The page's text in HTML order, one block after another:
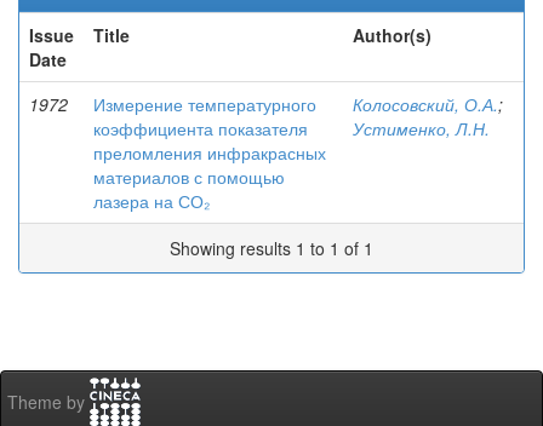
Issue
Date
Title Author(s)
1972
Измерение температурного
коэффициента показателя
преломления инфракрасных
материалов с помощью
лазера на СО₂
Колосовский, О.А.;
Устименко, Л.Н.
Showing results 1 to 1 of 1
Theme by